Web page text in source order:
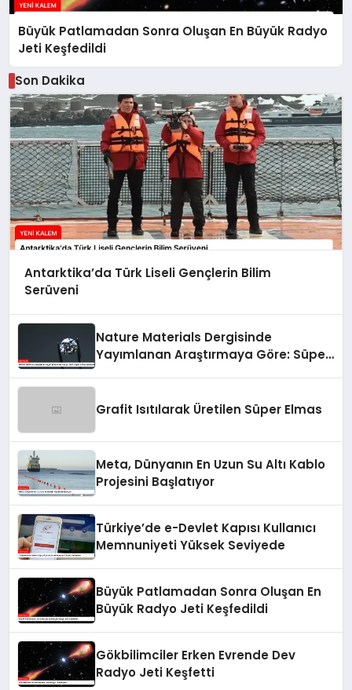
Büyük Patlamadan Sonra Oluşan En Büyük Radyo
Jeti Keşfedildi
Son Dakika
Antarktika’da Türk Liseli Gençlerin Bilim
Serüveni
Nature Materials Dergisinde
Yayımlanan Araştırmaya Göre: Süper
Grafit Isıtılarak Üretilen Süper Elmas
Meta, Dünyanın En Uzun Su Altı Kablo
Projesini Başlatıyor
Türkiye’de e-Devlet Kapısı Kullanıcı
Memnuniyeti Yüksek Seviyede
Büyük Patlamadan Sonra Oluşan En
Büyük Radyo Jeti Keşfedildi
Gökbilimciler Erken Evrende Dev
Radyo Jeti Keşfetti